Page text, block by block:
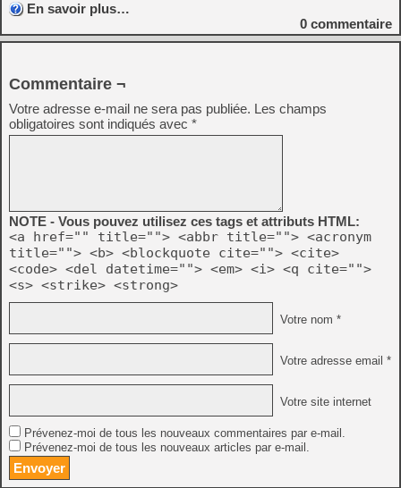
En savoir plus…
0 commentaire
Commentaire ¬
Votre adresse e-mail ne sera pas publiée. Les champs
obligatoires sont indiqués avec *
NOTE - Vous pouvez utilisez ces tags et attributs HTML:
<a href="" title=""> <abbr title=""> <acronym
title=""> <b> <blockquote cite=""> <cite>
<code> <del datetime=""> <em> <i> <q cite="">
<s> <strike> <strong>
Votre nom *
Votre adresse email *
Votre site internet
Prévenez-moi de tous les nouveaux commentaires par e-mail.
Prévenez-moi de tous les nouveaux articles par e-mail.